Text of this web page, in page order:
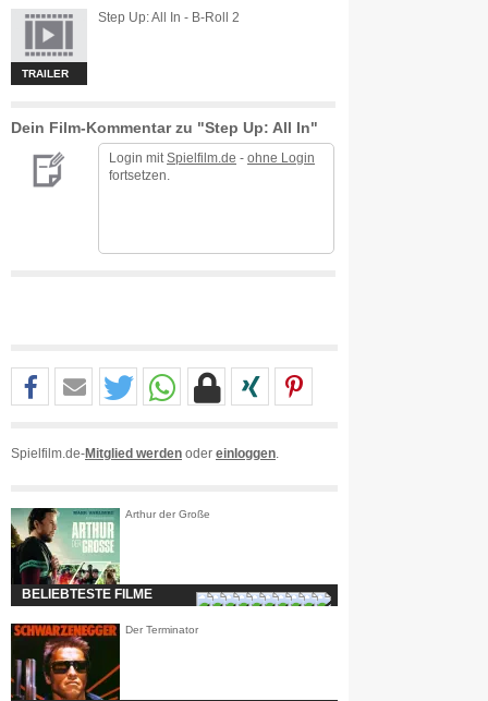
TRAILER
Step Up: All In - B-Roll 2
Dein Film-Kommentar zu "Step Up: All In"
Login mit Spielfilm.de - ohne Login
fortsetzen.
Spielfilm.de-Mitglied werden oder einloggen
Arthur der Große
BELIEBTESTE FILME
Der Terminator